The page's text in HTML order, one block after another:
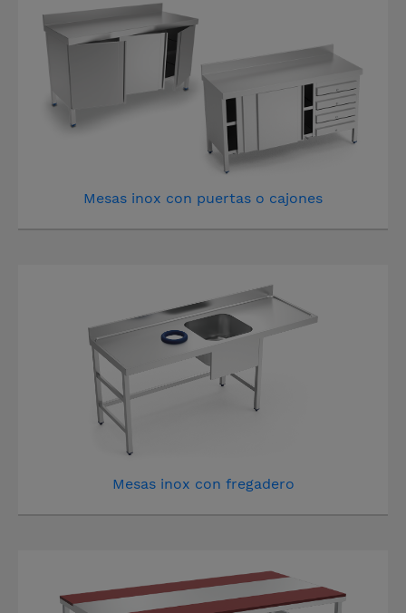
Mesas inox con puertas o cajones
Mesas inox con fregadero